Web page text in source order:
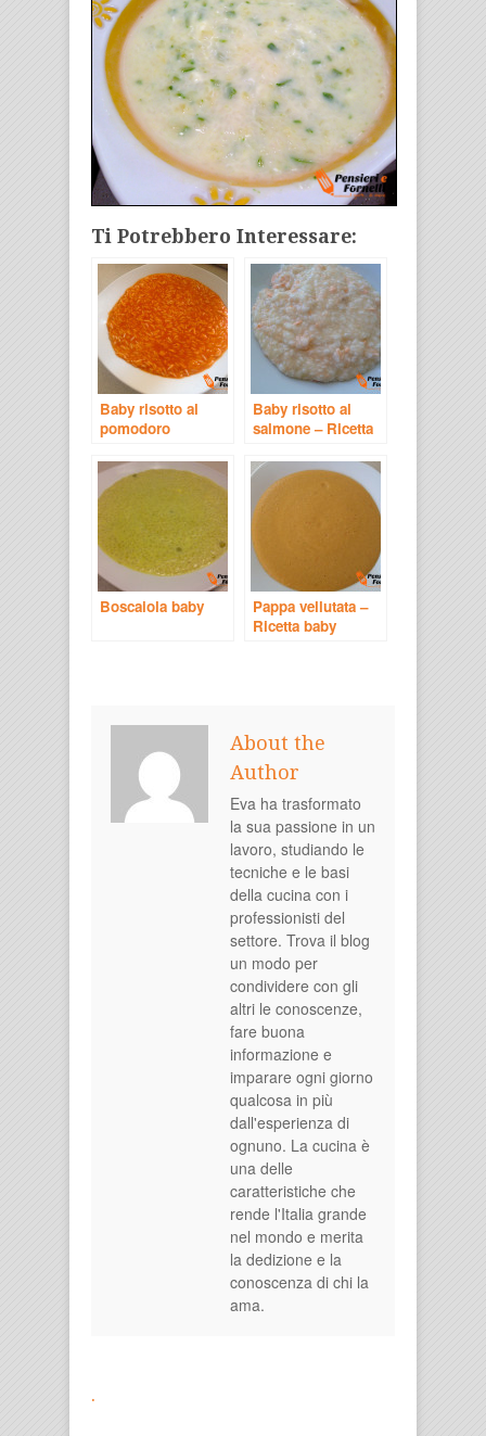
Ti Potrebbero Interessare:
Baby risotto al
pomodoro
Baby risotto al
salmone – Ricetta
Boscaiola baby
Pappa vellutata –
Ricetta baby
About the
Author
Eva ha trasformato
la sua passione in un
lavoro, studiando le
tecniche e le basi
della cucina con i
professionisti del
settore. Trova il blog
un modo per
condividere con gli
altri le conoscenze,
fare buona
informazione e
imparare ogni giorno
qualcosa in più
dall'esperienza di
ognuno. La cucina è
una delle
caratteristiche che
rende l'Italia grande
nel mondo e merita
la dedizione e la
conoscenza di chi la
ama.
.